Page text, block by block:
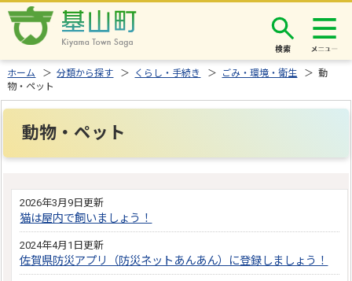
検索
ホーム ＞分類から探す ＞ くらし・手続き ＞ ごみ・環境・衛生 ＞ 動
物・ペット
動物・ペット
2026年3月9日更新
猫は屋内で飼いましょう！
2024年4月1日更新
佐賀県防災アプリ（防災ネットあんあん）に登録しましょう！